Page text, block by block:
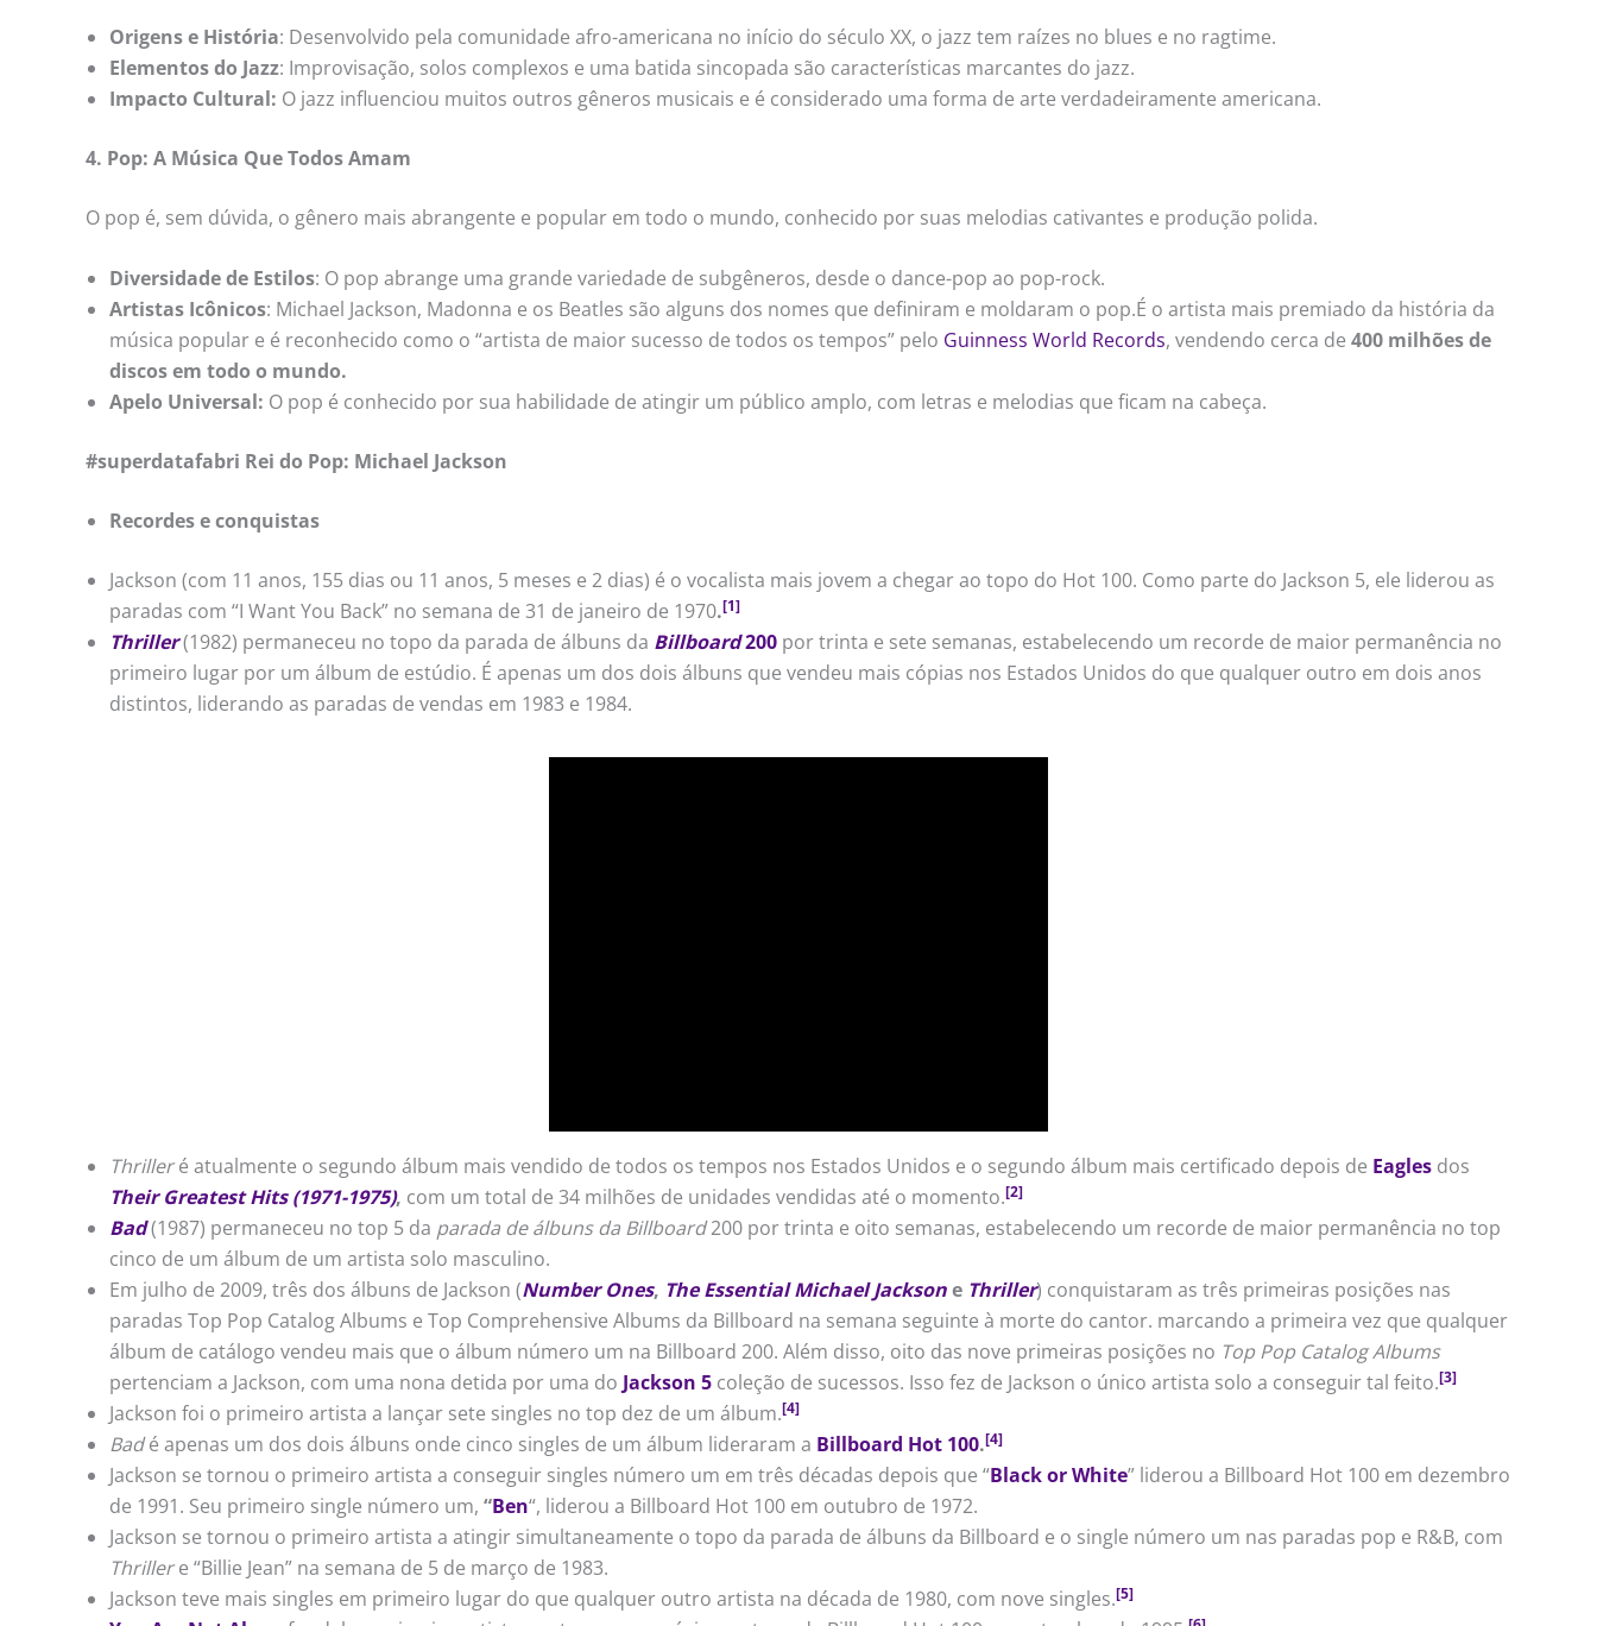
Origens e História: Desenvolvido pela comunidade afro-americana no início do século XX, o jazz tem raízes no blues e no ragtime.
Elementos do Jazz: Improvisação, solos complexos e uma batida sincopada são características marcantes do jazz.
Impacto Cultural: O jazz influenciou muitos outros gêneros musicais e é considerado uma forma de arte verdadeiramente americana.
4. Pop: A Música Que Todos Amam
O pop é, sem dúvida, o gênero mais abrangente e popular em todo o mundo, conhecido por suas melodias cativantes e produção polida.
Diversidade de Estilos: O pop abrange uma grande variedade de subgêneros, desde o dance-pop ao pop-rock.
Artistas Icônicos: Michael Jackson, Madonna e os Beatles são alguns dos nomes que definiram e moldaram o pop.É o artista mais premiado da história da
música popular e é reconhecido como o “artista de maior sucesso de todos os tempos” pelo Guinness World Records, vendendo cerca de 400 milhões de
discos em todo o mundo.
Apelo Universal: O pop é conhecido por sua habilidade de atingir um público amplo, com letras e melodias que ficam na cabeça.
#superdatafabri Rei do Pop: Michael Jackson
Recordes e conquistas
Jackson (com 11 anos, 155 dias ou 11 anos, 5 meses e 2 dias) é o vocalista mais jovem a chegar ao topo do Hot 100. Como parte do Jackson 5, ele liderou as
paradas com “I Want You Back” no semana de 31 de janeiro de 1970.[1]
Thriller(1982) permaneceu no topo da parada de álbuns da Billboard200 por trinta e sete semanas, estabelecendo um recorde de maior permanência no
primeiro lugar por um álbum de estúdio. É apenas um dos dois álbuns que vendeu mais cópias nos Estados Unidos do que qualquer outro em dois anos
distintos, liderando as paradas de vendas em 1983 e 1984.
Thrilleré atualmente o segundo álbum mais vendido de todos os tempos nos Estados Unidos e o segundo álbum mais certificado depois de Eagles dos
Their Greatest Hits (1971-1975), com um total de 34 milhões de unidades vendidas até o momento.[2]
Bad(1987) permaneceu no top 5 da parada de álbuns da Billboard200 por trinta e oito semanas, estabelecendo um recorde de maior permanência no top
cinco de um álbum de um artista solo masculino.
Em julho de 2009, três dos álbuns de Jackson (Number Ones, The Essential Michael Jacksone Thriller) conquistaram as três primeiras posições nas
paradas Top Pop Catalog Albums e Top Comprehensive Albums da Billboard na semana seguinte à morte do cantor. marcando a primeira vez que qualquer
álbum de catálogo vendeu mais que o álbum número um na Billboard 200. Além disso, oito das nove primeiras posições no Top Pop Catalog Albums
pertenciam a Jackson, com uma nona detida por uma do Jackson 5 coleção de sucessos. Isso fez de Jackson o único artista solo a conseguir tal feito.[3]
Jackson foi o primeiro artista a lançar sete singles no top dez de um álbum.[4]
Badé apenas um dos dois álbuns onde cinco singles de um álbum lideraram a Billboard Hot 100.[4]
Jackson se tornou o primeiro artista a conseguir singles número um em três décadas depois que “Black or White” liderou a Billboard Hot 100 em dezembro
de 1991. Seu primeiro single número um, “Ben“, liderou a Billboard Hot 100 em outubro de 1972.
Jackson se tornou o primeiro artista a atingir simultaneamente o topo da parada de álbuns da Billboard e o single número um nas paradas pop e R&B, com
Thrillere “Billie Jean” na semana de 5 de março de 1983.
Jackson teve mais singles em primeiro lugar do que qualquer outro artista na década de 1980, com nove singles.[5]